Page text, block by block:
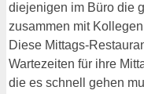
diejenigen im Büro die
zusammen mit
Diese Mittags-
Wartezeiten für ihre
die es schnell gehen